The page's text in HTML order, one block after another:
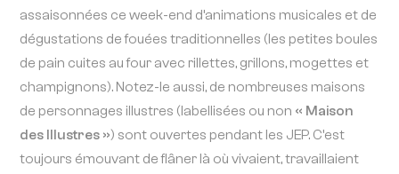
assaisonnées ce week-end d’animations musicales et de
dégustations de fouées traditionnelles (les petites boules
de pain cuites au four avec rillettes, grillons, mogettes et
champignons). Notez-le aussi, de nombreuses maisons
de personnages illustres (labellisées ou non « Maison
des Illustres ») sont ouvertes pendant les JEP. C’est
toujours émouvant de flâner là où vivaient, travaillaient